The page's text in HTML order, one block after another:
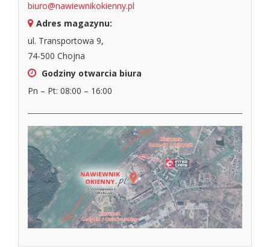
biuro@nawiewnikokienny.pl
Adres magazynu:
ul. Transportowa 9,
74-500 Chojna
Godziny otwarcia biura
Pn – Pt: 08:00 – 16:00